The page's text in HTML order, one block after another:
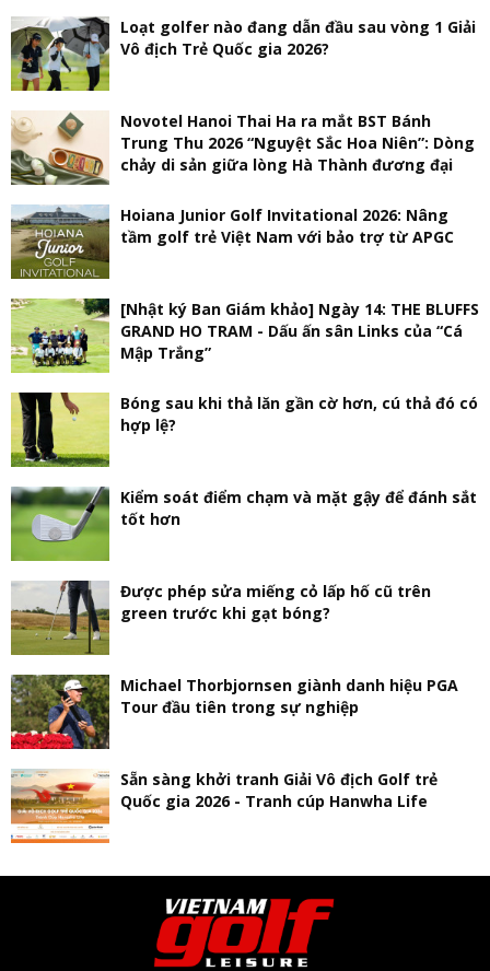
Loạt golfer nào đang dẫn đầu sau vòng 1 Giải
Vô địch Trẻ Quốc gia 2026?
Novotel Hanoi Thai Ha ra mắt BST Bánh
Trung Thu 2026 “Nguyệt Sắc Hoa Niên”: Dòng
chảy di sản giữa lòng Hà Thành đương đại
Hoiana Junior Golf Invitational 2026: Nâng
tầm golf trẻ Việt Nam với bảo trợ từ APGC
[Nhật ký Ban Giám khảo] Ngày 14: THE BLUFFS
GRAND HO TRAM - Dấu ấn sân Links của “Cá
Mập Trắng”
Bóng sau khi thả lăn gần cờ hơn, cú thả đó có
hợp lệ?
Kiểm soát điểm chạm và mặt gậy để đánh sắt
tốt hơn
Được phép sửa miếng cỏ lấp hố cũ trên
green trước khi gạt bóng?
Michael Thorbjornsen giành danh hiệu PGA
Tour đầu tiên trong sự nghiệp
Sẵn sàng khởi tranh Giải Vô địch Golf trẻ
Quốc gia 2026 - Tranh cúp Hanwha Life